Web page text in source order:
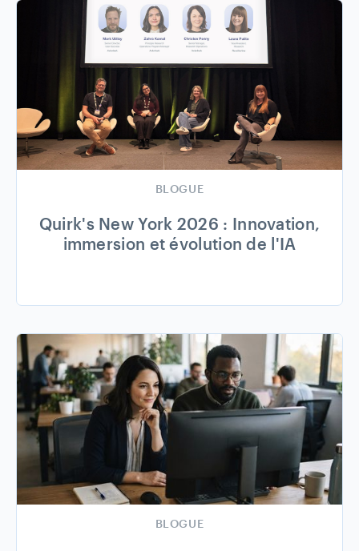
BLOGUE
Quirk's New York 2026 : Innovation,
immersion et évolution de l'IA
BLOGUE